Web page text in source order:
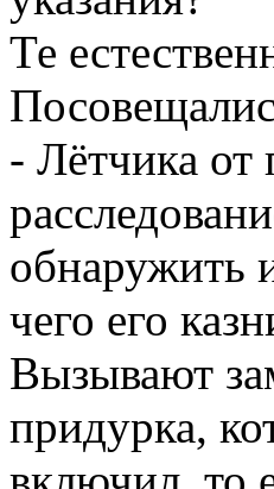
Те
- Лётчика от
обнаружить
чего его
Вызывают
придурка,